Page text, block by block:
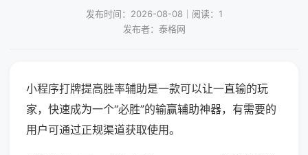
发布时间：2026-08-08｜阅读：1
发布者：泰格网
小程序打牌提高胜率辅助是一款可以让一直输的玩
家，快速成为一个“必胜”的输赢辅助神器，有需要的
用户可通过正规渠道获取使用。